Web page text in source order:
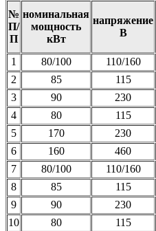
№
П/
П
номинальная
мощность
кВт
напряжение
В
1 80/100 110/160
2
85 115
3
90 230
4
80 115
5
170 230
6
160 460
7
80/100 110/160
8
85 115
9
90 230
10
80 115